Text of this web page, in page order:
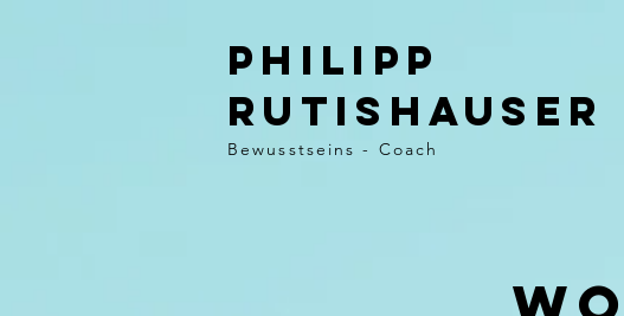
Philipp
rutishauser
Bewusstseins - Coach